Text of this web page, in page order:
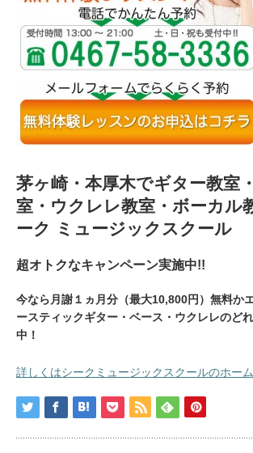
茅ヶ崎・本厚木でギター教室
室・ウクレレ教室・ボーカル
ーク ミュージックスクール
超オトクなキャンペーン実施中!!
今なら月謝１ヵ月分（最大10,800円）無料か
ースティックギター・ベース・ウクレレのど
中！
詳しくはシークミュージックスクールのホー